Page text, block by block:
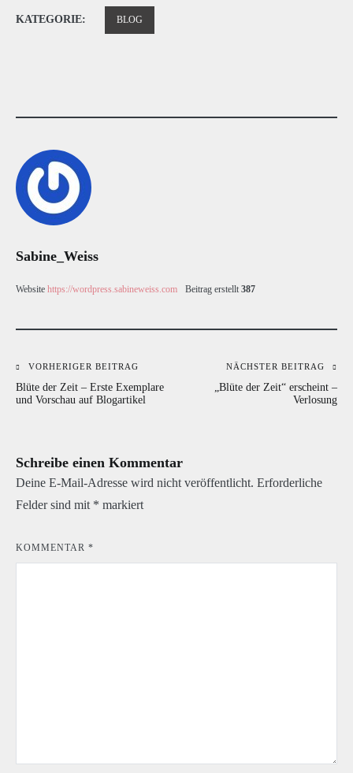
KATEGORIE: BLOG
Sabine_Weiss
Website https://wordpress.sabineweiss.com Beitrag erstellt 387
Beitragsnavigation
VORHERIGER BEITRAG
Blüte der Zeit – Erste Exemplare
und Vorschau auf Blogartikel
NÄCHSTER BEITRAG
„Blüte der Zeit“ erscheint –
Verlosung
Schreibe einen Kommentar
Deine E-Mail-Adresse wird nicht veröffentlicht. Erforderliche
Felder sind mit * markiert
KOMMENTAR *